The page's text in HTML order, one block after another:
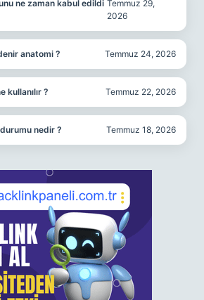
ne zaman kabul edildi Temmuz 29,
2026
anatomi ? Temmuz 24, 2026
kullanılır ? Temmuz 22, 2026
nedir ? Temmuz 18, 2026